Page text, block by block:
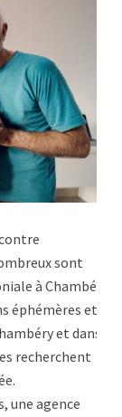
sont
à Chambéry
éphémères et
et dans
recherchent
une agence